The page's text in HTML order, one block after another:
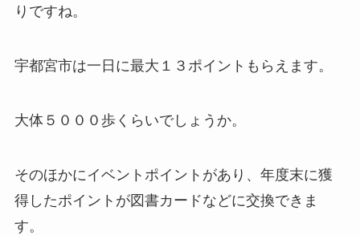
りですね。
宇都宮市は一日に最大１３ポイントもらえます。
大体５０００歩くらいでしょうか。
そのほかにイベントポイントがあり、年度末に獲
得したポイントが図書カードなどに交換できま
す。